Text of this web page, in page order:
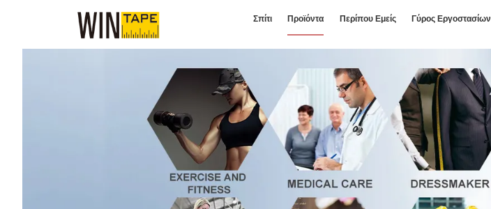
Σπίτι Προϊόντα Περίπου Εμείς Γύρος Εργοστασίων